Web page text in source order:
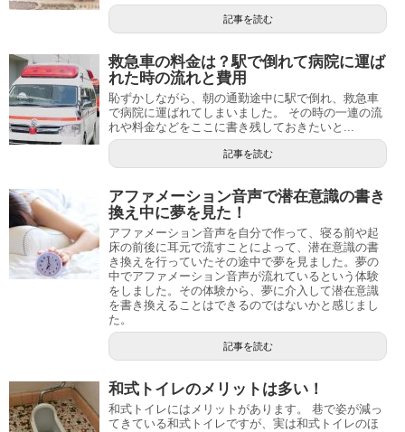
記事を読む
救急車の料金は？駅で倒れて病院に運ば
れた時の流れと費用
恥ずかしながら、朝の通勤途中に駅で倒れ、救急車
で病院に運ばれてしまいました。 その時の一連の流
れや料金などをここに書き残しておきたいと...
記事を読む
アファメーション音声で潜在意識の書き
換え中に夢を見た！
アファメーション音声を自分で作って、寝る前や起
床の前後に耳元で流すことによって、潜在意識の書
き換えを行っていたその途中で夢を見ました。夢の
中でアファメーション音声が流れているという体験
をしました。その体験から、夢に介入して潜在意識
を書き換えることはできるのではないかと感じまし
た。
記事を読む
和式トイレのメリットは多い！
和式トイレにはメリットがあります。 巷で姿が減っ
てきている和式トイレですが、実は和式トイレのほ